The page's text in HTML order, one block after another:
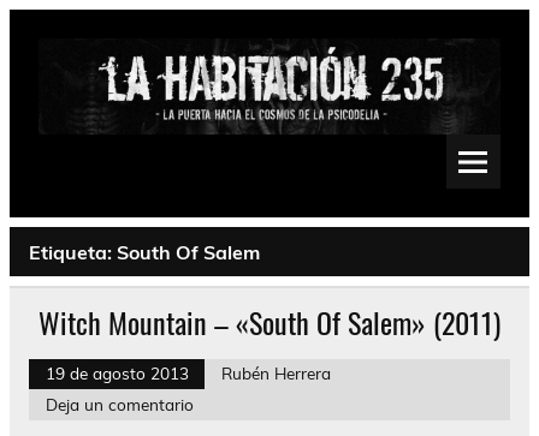
Saltar
Psychedelic, Stoner, Doom, Sludge, Fuzz, Space, Drone
Etiqueta: South Of Salem
Witch Mountain – «South Of Salem» (2011)
19 de agosto 2013
Rubén Herrera
Deja un comentario